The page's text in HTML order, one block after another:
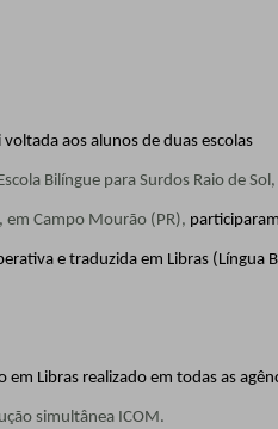
aos alunos de duas escolas
Bilíngue para Surdos Raio de
em Campo Mourão (PR),
e traduzida em Libras (Língua
Libras realizado em todas as
simultânea ICOM.